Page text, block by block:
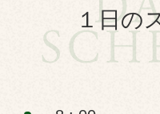
１日の